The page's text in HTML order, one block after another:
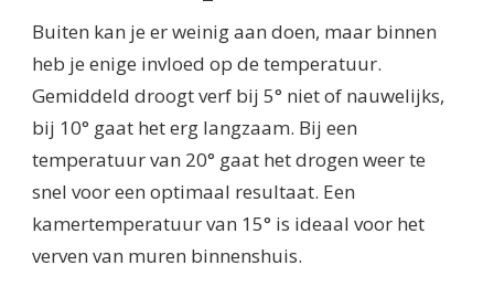
Buiten kan je er weinig aan doen, maar binnen
heb je enige invloed op de temperatuur.
Gemiddeld droogt verf bij 5° niet of nauwelijks,
bij 10° gaat het erg langzaam. Bij een
temperatuur van 20° gaat het drogen weer te
snel voor een optimaal resultaat. Een
kamertemperatuur van 15° is ideaal voor het
verven van muren binnenshuis.